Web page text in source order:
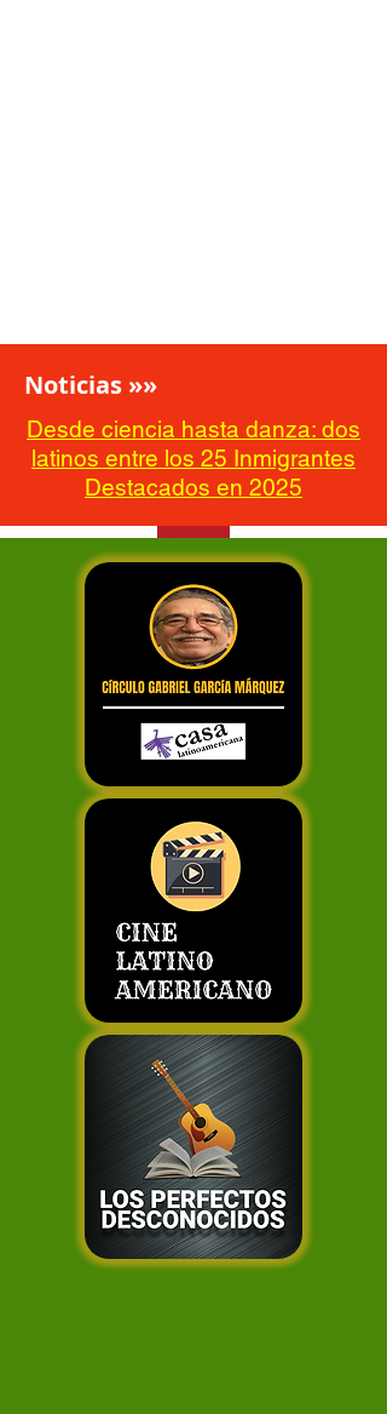
Noticias »»
Desde ciencia hasta danza: dos
latinos entre los 25 Inmigrantes
Destacados en 2025